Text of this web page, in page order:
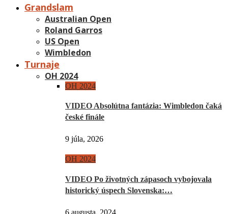
Grandslam
Australian Open
Roland Garros
US Open
Wimbledon
Turnaje
OH 2024
OH 2024
VIDEO Absolútna fantázia: Wimbledon čaká
české finále
9 júla, 2026
OH 2024
VIDEO Po životných zápasoch vybojovala
historický úspech Slovenska:…
6 augusta, 2024